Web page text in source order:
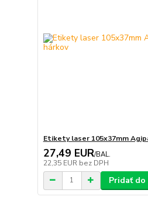
Etikety laser 105x37mm
27,49 EUR/BAL.
22,35 EUR bez DPH
Pridať do